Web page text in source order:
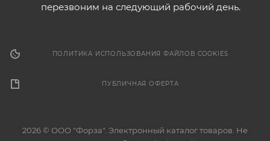
перезвоним на следующий рабочий день.
ПОЛИТИКА ИСПОЛЬЗОВАНИЯ ФАЙЛОВ COOKIES
ПУБЛИЧНАЯ ОФЕРТА
2026 © ООО "Форза". Электронный каталог товаров. Не